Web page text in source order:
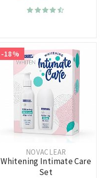
-18%
NOVACLEAR
Whitening Intimate Care
Set